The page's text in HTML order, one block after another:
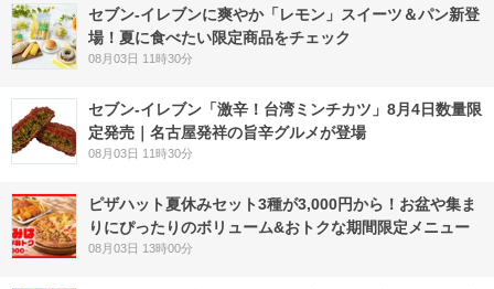
セブン‐イレブンに爽やか「レモン」スイーツ＆パン新登
場！夏に食べたい限定商品をチェック
08月03日 11時30分
セブン-イレブン「激辛！台湾ミンチカツ」8月4日数量限
定発売｜名古屋発祥の旨辛グルメが登場
08月03日 11時30分
ピザハット夏休みセット3種が3,000円から！お盆や集ま
りにぴったりのボリューム&おトクな期間限定メニュー
08月03日 13時00分